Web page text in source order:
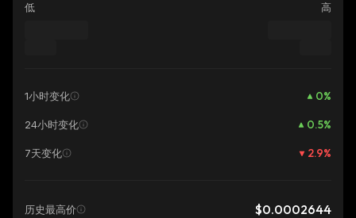
低 高
1小时变化 0%
24小时变化 0.5%
7天变化 2.9%
历史最高价 $0.0002644